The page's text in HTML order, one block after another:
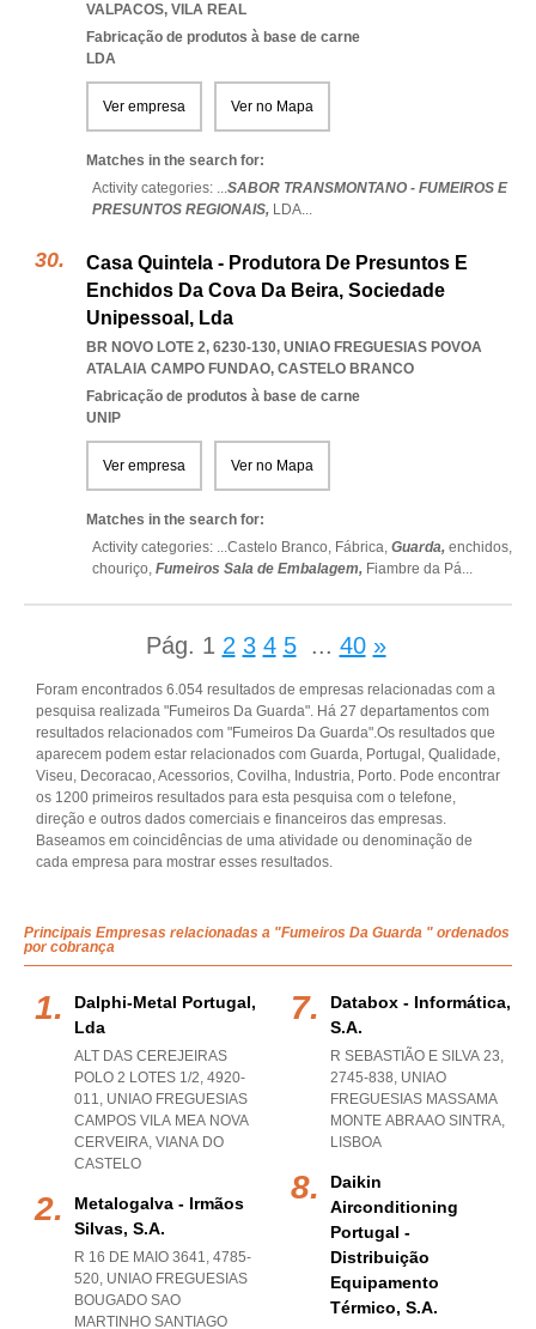
VALPACOS, VILA REAL
Fabricação de produtos à base de carne
LDA
Ver empresa Ver no Mapa
Matches in the search for:
Activity categories: ...SABOR TRANSMONTANO - FUMEIROS E
PRESUNTOS REGIONAIS, LDA...
Casa Quintela - Produtora De Presuntos E
Enchidos Da Cova Da Beira, Sociedade
Unipessoal, Lda
BR NOVO LOTE 2, 6230-130, UNIAO FREGUESIAS POVOA
ATALAIA CAMPO FUNDAO, CASTELO BRANCO
Fabricação de produtos à base de carne
UNIP
Ver empresa Ver no Mapa
Matches in the search for:
Activity categories: ...Castelo Branco, Fábrica, Guarda, enchidos,
chouriço, Fumeiros Sala de Embalagem, Fiambre da Pá...
Pág. 1 2 3 4 5 ... 40 »
Foram encontrados 6.054 resultados de empresas relacionadas com a
pesquisa realizada "Fumeiros Da Guarda". Há 27 departamentos com
resultados relacionados com "Fumeiros Da Guarda".Os resultados que
aparecem podem estar relacionados com Guarda, Portugal, Qualidade,
Viseu, Decoracao, Acessorios, Covilha, Industria, Porto. Pode encontrar
os 1200 primeiros resultados para esta pesquisa com o telefone,
direção e outros dados comerciais e financeiros das empresas.
Baseamos em coincidências de uma atividade ou denominação de
cada empresa para mostrar esses resultados.
Principais Empresas relacionadas a "Fumeiros Da Guarda " ordenados
por cobrança
Dalphi-Metal Portugal,
Lda
ALT DAS CEREJEIRAS
POLO 2 LOTES 1/2, 4920-
011, UNIAO FREGUESIAS
CAMPOS VILA MEA NOVA
CERVEIRA, VIANA DO
CASTELO
Metalogalva - Irmãos
Silvas, S.a.
R 16 DE MAIO 3641, 4785-
520, UNIAO FREGUESIAS
BOUGADO SAO
MARTINHO SANTIAGO
Databox - Informática,
S.a.
R SEBASTIÃO E SILVA 23,
2745-838, UNIAO
FREGUESIAS MASSAMA
MONTE ABRAAO SINTRA,
LISBOA
Daikin
Airconditioning
Portugal -
Distribuição
Equipamento
Térmico, S.a.